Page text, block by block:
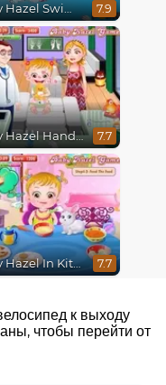
Baby Hazel Swimming 7.9
Baby Hazel Hand Fracture 7.7
Baby Hazel In Kitchen 7.7
к выходу
чтобы перейти от